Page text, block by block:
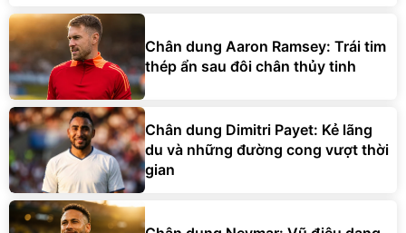
Chân dung Aaron Ramsey: Trái tim
thép ẩn sau đôi chân thủy tinh
Chân dung Dimitri Payet: Kẻ lãng
du và những đường cong vượt thời
gian